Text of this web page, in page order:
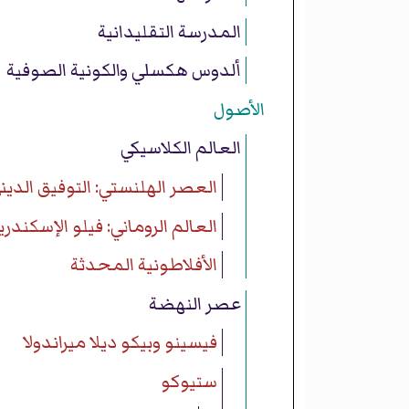
المدرسة التقليدانية
ألدوس هكسلي والكونية الصوفية
الأصول
العالم الكلاسيكي
العصر الهلنستي: التوفيق
العالم الروماني: فيلو
الأفلاطونية المحدثة
عصر النهضة
فيسينو وبيكو ديلا ميراندولا
ستيوكو